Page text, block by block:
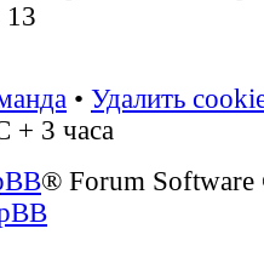
13
• Удалить
+ 3 часа
® Forum